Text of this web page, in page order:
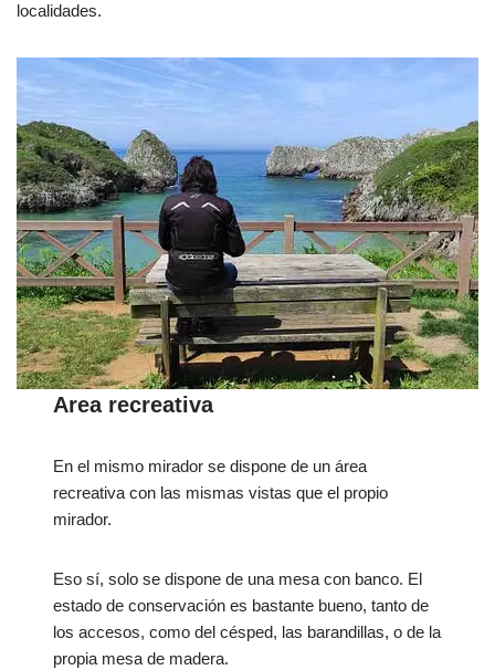
localidades.
Area recreativa
En el mismo mirador se dispone de un área
recreativa con las mismas vistas que el propio
mirador.
Eso sí, solo se dispone de una mesa con banco. El
estado de conservación es bastante bueno, tanto de
los accesos, como del césped, las barandillas, o de la
propia mesa de madera.